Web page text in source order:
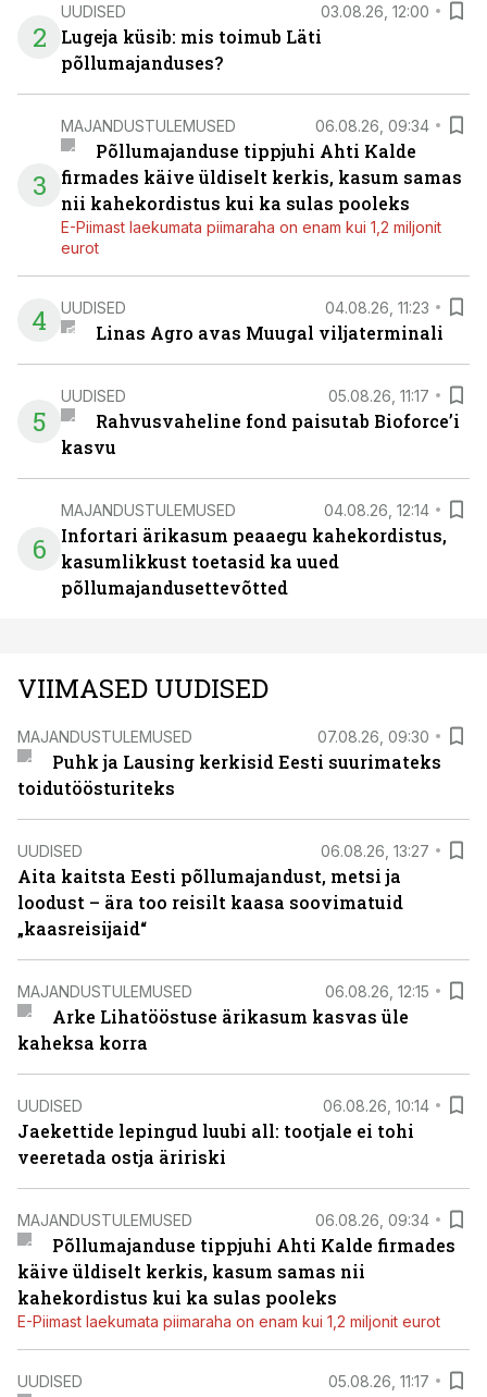
2
UUDISED 03.08.26, 12:00
Lugeja küsib: mis toimub Läti
põllumajanduses?
3
MAJANDUSTULEMUSED 06.08.26, 09:34
Põllumajanduse tippjuhi Ahti Kalde
firmades käive üldiselt kerkis, kasum samas
nii kahekordistus kui ka sulas pooleks
E-Piimast laekumata piimaraha on enam kui 1,2 miljonit
eurot
4 UUDISED 04.08.26, 11:23
Linas Agro avas Muugal viljaterminali
5
UUDISED 05.08.26, 11:17
Rahvusvaheline fond paisutab Bioforce’i
kasvu
6
MAJANDUSTULEMUSED 04.08.26, 12:14
Infortari ärikasum peaaegu kahekordistus,
kasumlikkust toetasid ka uued
põllumajandusettevõtted
VIIMASED UUDISED
MAJANDUSTULEMUSED 07.08.26, 09:30
Puhk ja Lausing kerkisid Eesti suurimateks
toidutöösturiteks
UUDISED 06.08.26, 13:27
Aita kaitsta Eesti põllumajandust, metsi ja
loodust – ära too reisilt kaasa soovimatuid
„kaasreisijaid“
MAJANDUSTULEMUSED 06.08.26, 12:15
Arke Lihatööstuse ärikasum kasvas üle
kaheksa korra
UUDISED 06.08.26, 10:14
Jaekettide lepingud luubi all: tootjale ei tohi
veeretada ostja äririski
MAJANDUSTULEMUSED 06.08.26, 09:34
Põllumajanduse tippjuhi Ahti Kalde firmades
käive üldiselt kerkis, kasum samas nii
kahekordistus kui ka sulas pooleks
E-Piimast laekumata piimaraha on enam kui 1,2 miljonit eurot
UUDISED 05.08.26, 11:17